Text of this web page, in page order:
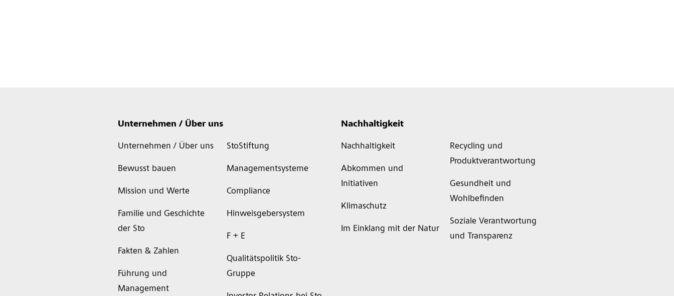
Unternehmen / Über uns
Unternehmen / Über uns
Bewusst bauen
Mission und Werte
Familie und Geschichte
der Sto
Fakten & Zahlen
Führung und
Management
StoStiftung
Managementsysteme
Compliance
Hinweisgebersystem
F + E
Qualitätspolitik Sto-
Gruppe
Nachhaltigkeit
Nachhaltigkeit
Abkommen und
Initiativen
Klimaschutz
Im Einklang mit der Natur
Recycling und
Produktverantwortung
Gesundheit und
Wohlbefinden
Soziale Verantwortung
und Transparenz